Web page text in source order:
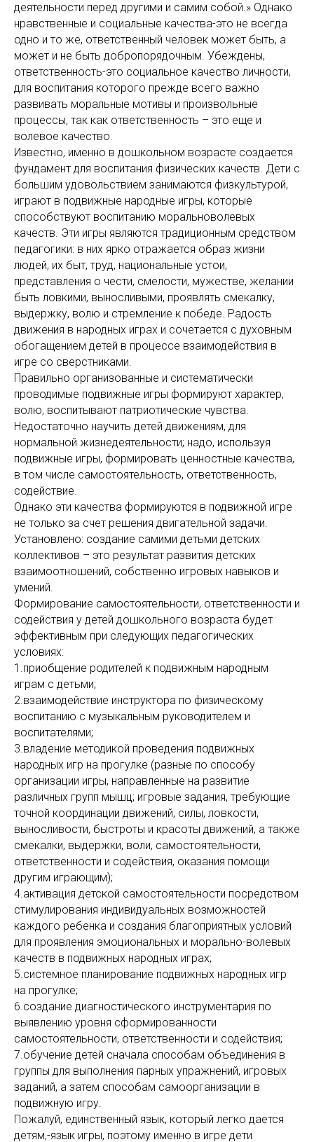
деятельности перед другими и самим собой.» Однако
нравственные и социальные качества-это не всегда
одно и то же, ответственный человек может быть, а
может и не быть добропорядочным. Убеждены,
ответственность-это социальное качество личности,
для воспитания которого прежде всего важно
развивать моральные мотивы и произвольные
процессы, так как ответственность – это еще и
волевое качество.
Известно, именно в дошкольном возрасте создается
фундамент для воспитания физических качеств. Дети с
большим удовольствием занимаются физкультурой,
играют в подвижные народные игры, которые
способствуют воспитанию моральноволевых
качеств. Эти игры являются традиционным средством
педагогики: в них ярко отражается образ жизни
людей, их быт, труд, национальные устои,
представления о чести, смелости, мужестве, желании
быть ловкими, выносливыми, проявлять смекалку,
выдержку, волю и стремление к победе. Радость
движения в народных играх и сочетается с духовным
обогащением детей в процессе взаимодействия в
игре со сверстниками.
Правильно организованные и систематически
проводимые подвижные игры формируют характер,
волю, воспитывают патриотические чувства.
Недостаточно научить детей движениям, для
нормальной жизнедеятельности; надо, используя
подвижные игры, формировать ценностные качества,
в том числе самостоятельность, ответственность,
содействие.
Однако эти качества формируются в подвижной игре
не только за счет решения двигательной задачи.
Установлено: создание самими детьми детских
коллективов – это результат развития детских
взаимоотношений, собственно игровых навыков и
умений.
Формирование самостоятельности, ответственности и
содействия у детей дошкольного возраста будет
эффективным при следующих педагогических
условиях:
1.приобщение родителей к подвижным народным
играм с детьми;
2.взаимодействие инструктора по физическому
воспитанию с музыкальным руководителем и
воспитателями;
3.владение методикой проведения подвижных
народных игр на прогулке (разные по способу
организации игры, направленные на развитие
различных групп мышц; игровые задания, требующие
точной координации движений, силы, ловкости,
выносливости, быстроты и красоты движений, а также
смекалки, выдержки, воли, самостоятельности,
ответственности и содействия, оказания помощи
другим играющим);
4.активация детской самостоятельности посредством
стимулирования индивидуальных возможностей
каждого ребенка и создания благоприятных условий
для проявления эмоциональных и морально-волевых
качеств в подвижных народных играх;
5.системное планирование подвижных народных игр
на прогулке;
6.создание диагностического инструментария по
выявлению уровня сформированности
самостоятельности, ответственности и содействия;
7.обучение детей сначала способам объединения в
группы для выполнения парных упражнений, игровых
заданий, а затем способам самоорганизации в
подвижную игру.
Пожалуй, единственный язык, который легко дается
детям,-язык игры, поэтому именно в игре дети